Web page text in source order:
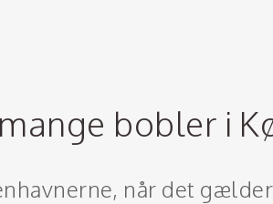
bobler i
når det